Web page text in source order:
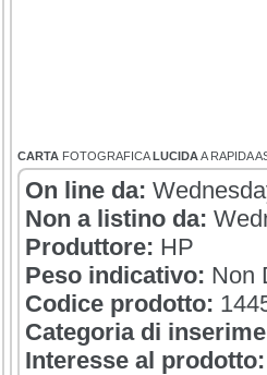
CARTA FOTOGRAFICALUCIDAA RAPIDA
On line da:
Non a listino da:
Produttore: HP
Peso indicativo: Non
Codice prodotto:
Categoria di
Interesse al prodotto: